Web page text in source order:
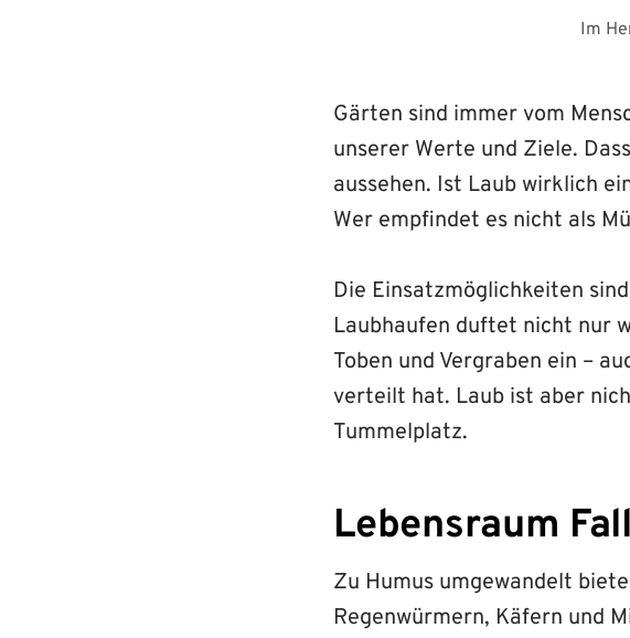
Im
Gärten sind immer vom
unserer Werte und Ziele.
aussehen. Ist Laub wirklich
Wer empfindet es nicht als
Die Einsatzmöglichkeiten
Laubhaufen duftet nicht nur
Toben und Vergraben ein –
verteilt hat. Laub ist aber
Tummelplatz.
Lebensraum
Zu Humus umgewandelt
Regenwürmern, Käfern und